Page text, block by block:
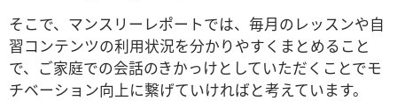
そこで、マンスリーレポートでは、毎月のレッスンや自
習コンテンツの利用状況を分かりやすくまとめること
で、ご家庭での会話のきかっけとしていただくことでモ
チベーション向上に繋げていければと考えています。